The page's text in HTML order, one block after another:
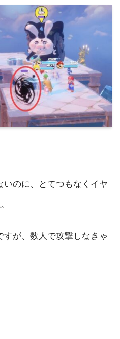
いのに、とてつもなくイヤ
すが、数人で攻撃しなきゃ